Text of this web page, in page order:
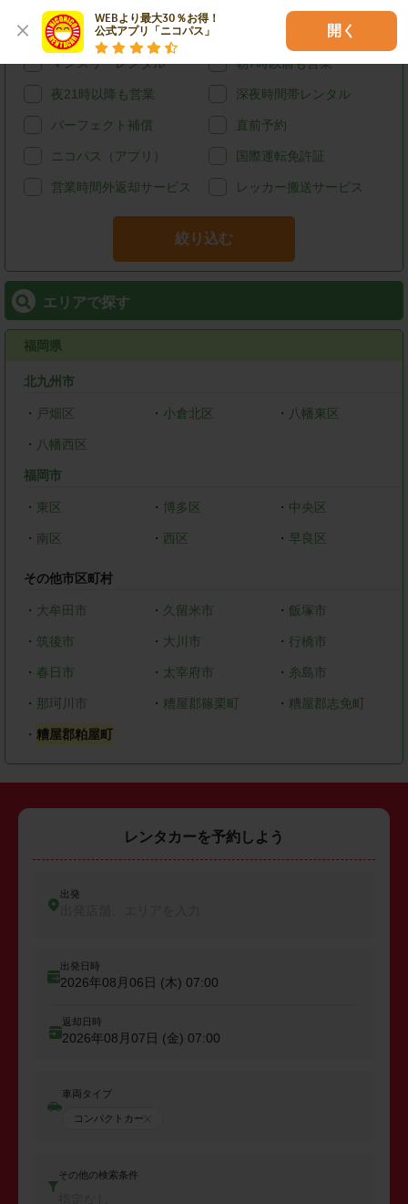
WEBより最大30％お得！
公式アプリ「ニコパス」
開く
宅配レンタカー ウィークリーレンタル
マンスリーレンタル 朝7時以前も営業
夜21時以降も営業 深夜時間帯レンタル
パーフェクト補償 直前予約
ニコパス（アプリ） 国際運転免許証
営業時間外返却サービス レッカー搬送サービス
絞り込む
エリアで探す
福岡県
北九州市
・ 戸畑区 ・ 小倉北区 ・ 八幡東区
・ 八幡西区
福岡市
・ 東区 ・ 博多区 ・ 中央区
・ 南区 ・ 西区 ・早良区
その他市区町村
・ 大牟田市 ・ 久留米市 ・ 飯塚市
・ 筑後市 ・ 大川市 ・行橋市
・ 春日市 ・ 太宰府市 ・ 糸島市
・ 那珂川市 ・ 糟屋郡篠栗町 ・ 糟屋郡志免町
・ 糟屋郡粕屋町
レンタカーを予約しよう
出発
出発日時
2026年08月06日 (木) 07:00
返却日時
2026年08月07日 (金) 07:00
車両タイプ
コンパクトカー
その他の検索条件